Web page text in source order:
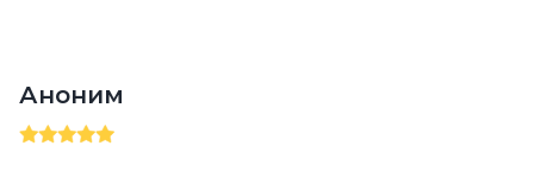
Аноним